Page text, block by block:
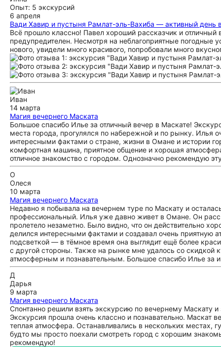
Опыт: 5 экскурсий
6 апреля
Вади Хавир и пустыня Рамлат-эль-Вахиба — активный день
Всё прошло классно! Павел хороший рассказчик и
предупредителен. Несмотря на неблагоприятные
нового, увидели много красивого, попробовали много
Иван
14 марта
Магия вечернего Маската
Большое спасибо Илье за отличный вечер в Маскате!
места города, прогулялся по набережной и по рынку. Илья
интересными фактами о стране, жизни в Омане и истории
комфортная машина, приятное общение и хорошая
отличное знакомство с городом. Однозначно рекомендую
О
Олеся
10 марта
Магия вечернего Маската
Недавно я побывала на вечернем туре по Маскату и
профессиональный. Илья уже давно живет в Омане. Он
пролетело незаметно. Было видно, что он действительно
делился интересными фактами и создавал очень приятную
подсветкой — в тёмное время она выглядит ещё более
с другой стороны. Также на рынке мне удалось со скидкой
атмосферным и познавательным. Большое спасибо Илье за
Д
Дарья
9 марта
Магия вечернего Маската
Спонтанно решили взять экскурсию по вечернему Маскату
Экскурсия прошла очень классно и познавательно. Маскат
теплая атмосфера. Останавливались в нескольких
будто мы просто поехали смотреть город с хорошим
рекомендую!